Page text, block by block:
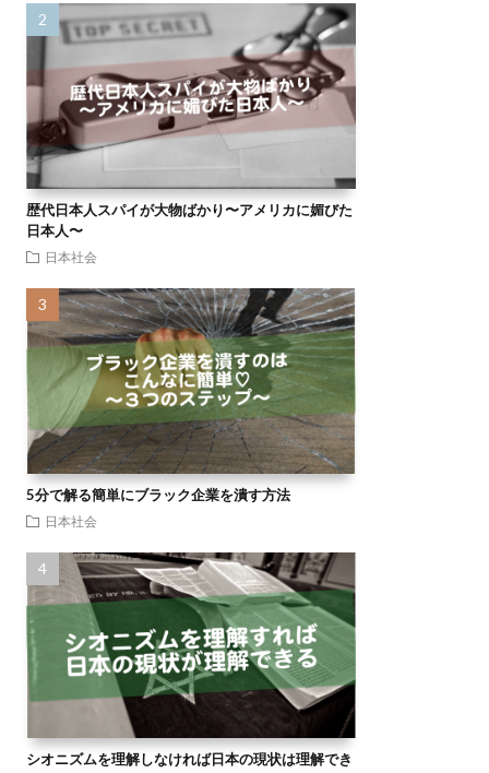
歴代日本人スパイが大物ばかり〜アメリカに媚びた
日本人〜
日本社会
5分で解る簡単にブラック企業を潰す方法
日本社会
シオニズムを理解しなければ日本の現状は理解でき